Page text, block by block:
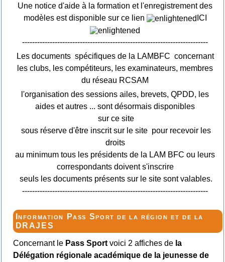
Une notice d'aide à la formation et l'enregistrement des
modèles est disponible sur ce lien
ICI
--------------------------------------------------------------------------
Les documents spécifiques de la LAMBFC concernant
les clubs, les compétiteurs, les examinateurs, membres
du réseau RCSAM
l'organisation des sessions ailes, brevets, QPDD, les
aides et autres ... sont désormais disponibles
sur ce site
sous réserve d'être inscrit sur le site pour recevoir les
droits
au minimum tous les présidents de la LAM BFC ou leurs
correspondants doivent s'inscrire
seuls les documents présents sur le site sont valables.
--------------------------------------------------------------------------
Information Pass Sport de la région et de la
DRAJES
Concernant lePass Sportvoici 2 affiches dela
Délégation régionale académique de la jeunesse de